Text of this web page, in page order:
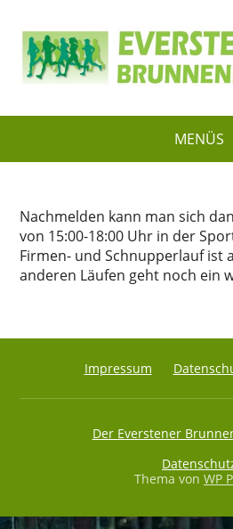
MENÜS
Nachmelden kann man sich
von 15:00-18:00 Uhr in der
Firmen- und Schnupperlauf ist
anderen Läufen geht noch ein
Impressum
Der Everstener
Thema von WP